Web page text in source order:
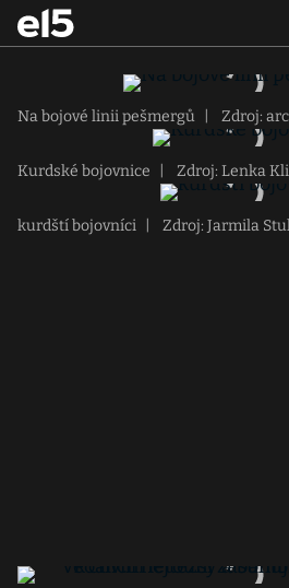
Na bojové linii pešmergů Zdroj:
Kurdské bojovnice Zdroj: Lenka
kurdští bojovníci Zdroj: Jarmila